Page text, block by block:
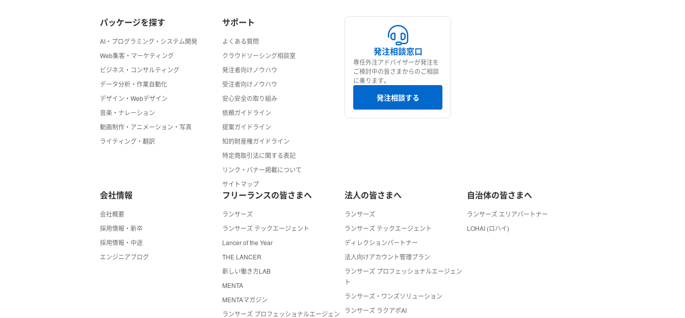
パッケージを探す
AI・プログラミング・システム開発
Web集客・マーケティング
ビジネス・コンサルティング
データ分析・作業自動化
デザイン・Webデザイン
音楽・ナレーション
動画制作・アニメーション・写真
ライティング・翻訳
サポート
よくある質問
クラウドソーシング相談室
発注者向けノウハウ
受注者向けノウハウ
安心安全の取り組み
依頼ガイドライン
提案ガイドライン
知的財産権ガイドライン
特定商取引法に関する表記
リンク・バナー掲載について
サイトマップ
発注相談窓口
専任外注アドバイザーが発注を
ご検討中の皆さまからのご相談
に乗ります。
発注相談する
会社情報
会社概要
採用情報・新卒
採用情報・中途
エンジニアブログ
フリーランスの皆さまへ
ランサーズ
ランサーズ テックエージェント
Lancer of the Year
THE LANCER
新しい働き方LAB
MENTA
MENTAマガジン
ランサーズ プロフェッショナルエージェン
法人の皆さまへ
ランサーズ
ランサーズ テックエージェント
ディレクションパートナー
法人向けアカウント管理プラン
ランサーズ プロフェッショナルエージェン
ト
ランサーズ・ワンズソリューション
ランサーズ ラクアポAI
自治体の皆さまへ
ランサーズ エリアパートナー
LOHAI (ロハイ)